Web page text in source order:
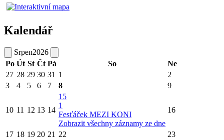
Kalendář
Srpen2026
Po Út St Čt Pá So
Ne
27 28 29 30 31 1
2
3
4 5 6 7 8 9
10 11 12 13 14
15
1
Fesťáček MEZI KONI
Zobrazit všechny záznamy ze dne
16
17 18 19 20 21 22 23